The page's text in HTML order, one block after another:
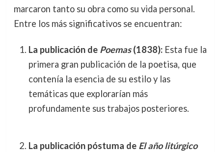
marcaron tanto su obra como su vida personal.
Entre los más significativos se encuentran:
La publicación de Poemas(1838):Esta fue la
primera gran publicación de la poetisa, que
contenía la esencia de su estilo y las
temáticas que explorarían más
profundamente sus trabajos posteriores.
La publicación póstuma de El año litúrgico